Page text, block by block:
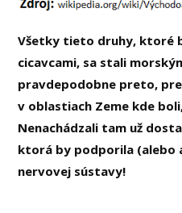
Všetky tieto druhy, ktoré
cicavcami, sa stali
pravdepodobne preto,
v oblastiach Zeme kde
Nenachádzali tam už
ktorá by podporila (alebo
nervovej sústavy!